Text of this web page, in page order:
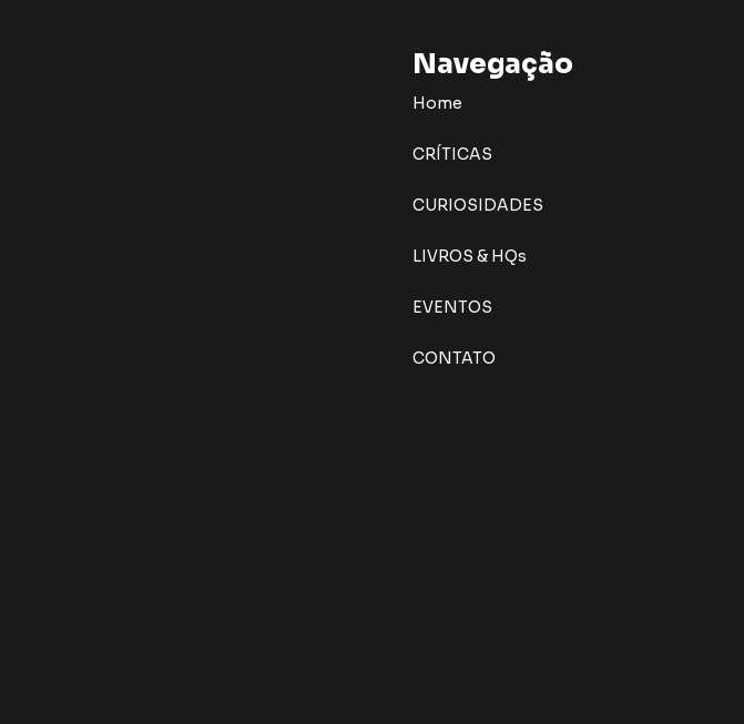
Navegação
Home
CRÍTICAS
CURIOSIDADES
LIVROS & HQs
EVENTOS
CONTATO